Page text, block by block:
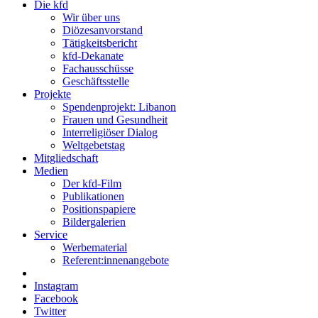
Die kfd
Wir über uns
Diözesanvorstand
Tätigkeitsbericht
kfd-Dekanate
Fachausschüsse
Geschäftsstelle
Projekte
Spendenprojekt: Libanon
Frauen und Gesundheit
Interreligiöser Dialog
Weltgebetstag
Mitgliedschaft
Medien
Der kfd-Film
Publikationen
Positionspapiere
Bildergalerien
Service
Werbematerial
Referent:innenangebote
Instagram
Facebook
Twitter